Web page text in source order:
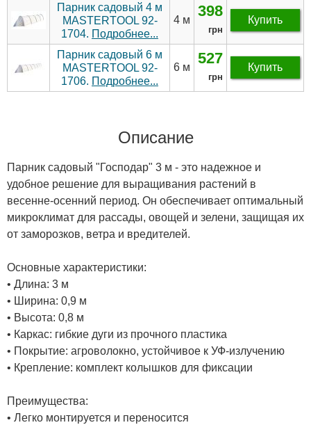
Парник садовый 4 м
MASTERTOOL 92-
1704. Подробнее...
4 м
398
грн
Купить
Парник садовый 6 м
MASTERTOOL 92-
1706. Подробнее...
6 м
527
грн
Купить
Описание
Парник садовый "Господар" 3 м - это надежное и
удобное решение для выращивания растений в
весенне-осенний период. Он обеспечивает оптимальный
микроклимат для рассады, овощей и зелени, защищая их
от заморозков, ветра и вредителей.
Основные характеристики:
• Длина: 3 м
• Ширина: 0,9 м
• Высота: 0,8 м
• Каркас: гибкие дуги из прочного пластика
• Покрытие: агроволокно, устойчивое к УФ-излучению
• Крепление: комплект колышков для фиксации
Преимущества:
• Легко монтируется и переносится